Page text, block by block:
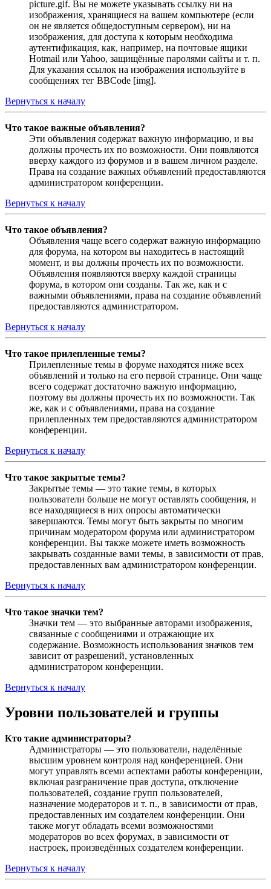
picture.gif. Вы не можете указывать ссылку ни на
изображения, хранящиеся на вашем компьютере (если
он не является общедоступным сервером), ни на
изображения, для доступа к которым необходима
аутентификация, как, например, на почтовые ящики
Hotmail или Yahoo, защищённые паролями сайты и т. п.
Для указания ссылок на изображения используйте в
сообщениях тег BBCode [img].
Вернуться к началу
Что такое важные объявления?
Эти объявления содержат важную информацию, и вы
должны прочесть их по возможности. Они появляются
вверху каждого из форумов и в вашем личном разделе.
Права на создание важных объявлений предоставляются
администратором конференции.
Вернуться к началу
Что такое объявления?
Объявления чаще всего содержат важную информацию
для форума, на котором вы находитесь в настоящий
момент, и вы должны прочесть их по возможности.
Объявления появляются вверху каждой страницы
форума, в котором они созданы. Так же, как и с
важными объявлениями, права на создание объявлений
предоставляются администратором.
Вернуться к началу
Что такое прилепленные темы?
Прилепленные темы в форуме находятся ниже всех
объявлений и только на его первой странице. Они чаще
всего содержат достаточно важную информацию,
поэтому вы должны прочесть их по возможности. Так
же, как и с объявлениями, права на создание
прилепленных тем предоставляются администратором
конференции.
Вернуться к началу
Что такое закрытые темы?
Закрытые темы — это такие темы, в которых
пользователи больше не могут оставлять сообщения, и
все находящиеся в них опросы автоматически
завершаются. Темы могут быть закрыты по многим
причинам модератором форума или администратором
конференции. Вы также можете иметь возможность
закрывать созданные вами темы, в зависимости от прав,
предоставленных вам администратором конференции.
Вернуться к началу
Что такое значки тем?
Значки тем — это выбранные авторами изображения,
связанные с сообщениями и отражающие их
содержание. Возможность использования значков тем
зависит от разрешений, установленных
администратором конференции.
Вернуться к началу
Уровни пользователей и группы
Кто такие администраторы?
Администраторы — это пользователи, наделённые
высшим уровнем контроля над конференцией. Они
могут управлять всеми аспектами работы конференции,
включая разграничение прав доступа, отключение
пользователей, создание групп пользователей,
назначение модераторов и т. п., в зависимости от прав,
предоставленных им создателем конференции. Они
также могут обладать всеми возможностями
модераторов во всех форумах, в зависимости от
настроек, произведённых создателем конференции.
Вернуться к началу